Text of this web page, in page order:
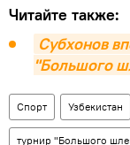
Читайте также:
Субхонов
"Большого
Спорт Узбекистан
турнир "Большого